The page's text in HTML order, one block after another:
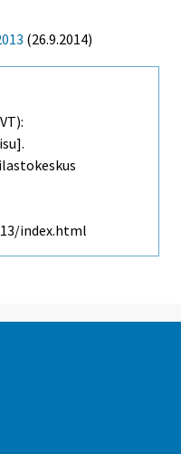
(26.9.2014)
index.html